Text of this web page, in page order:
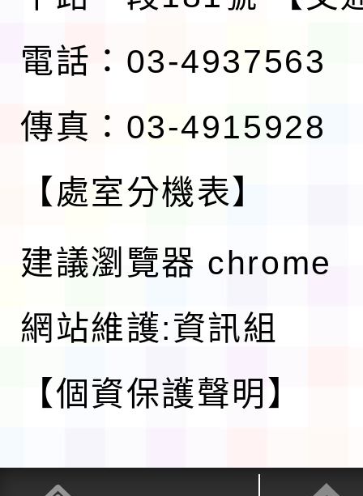
電話：03-4937563
傳真：03-4915928
【處室分機表】
建議瀏覽器 chrome
網站維護:資訊組
【個資保護聲明】